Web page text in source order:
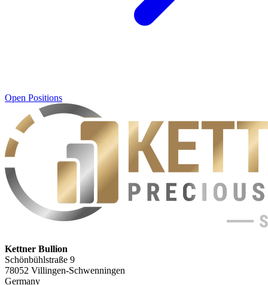
Open Positions
Kettner Bullion
Schönbühlstraße 9
78052 Villingen-Schwenningen
Germany